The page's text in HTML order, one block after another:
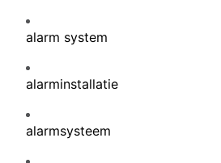
alarm system
alarminstallatie
alarmsysteem